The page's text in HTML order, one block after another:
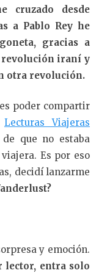
cruzado desde
a Pablo Rey he
gracias a
revolución iraní y
otra revolución.
poder compartir
Lecturas Viajeras
que no estaba
Es por eso
decidí lanzarme
y emoción.
lector, entra solo